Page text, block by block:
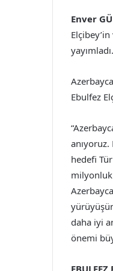
Enver
yayımladı.
Ebulfez
anıyoruz.
hedefi
milyonluk
daha iyi
önemi